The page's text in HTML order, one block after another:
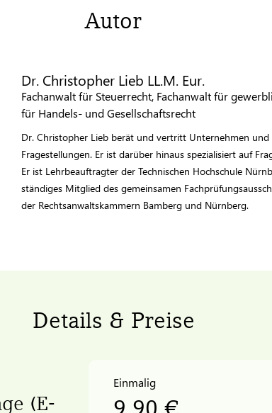
Autor
Dr. Christopher Lieb LL.M. Eur.
Fachanwalt für Steuerrecht, Fachanwalt für
für Handels- und Gesellschaftsrecht
Dr. Christopher Lieb berät und vertritt Unternehmen und
Fragestellungen. Er ist darüber hinaus spezialisiert auf
Er ist Lehrbeauftragter der Technischen Hochschule
ständiges Mitglied des gemeinsamen
der Rechtsanwaltskammern Bamberg und Nürnberg.
Details & Preise
(E-
Einmalig